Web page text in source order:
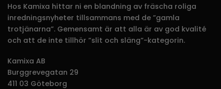
Hos Kamixa hittar ni en blandning av fräscha roliga
inredningsnyheter tillsammans med de ”gamla
trotjänarna”. Gemensamt är att alla är av god kvalité
och att de inte tillhör ”slit och släng”-kategorin.
Kamixa AB
Burggrevegatan 29
411 03 Göteborg